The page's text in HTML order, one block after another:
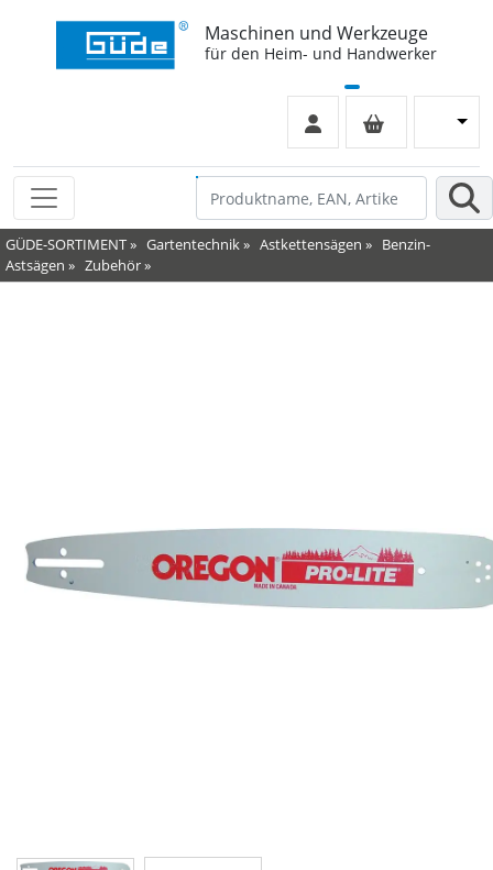
Maschinen und Werkzeuge
für den Heim- und Handwerker
GÜDE-SORTIMENT» Gartentechnik» Astkettensägen » Benzin-
Astsägen » Zubehör»